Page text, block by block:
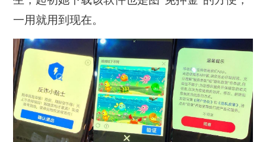
一用就用到现在。